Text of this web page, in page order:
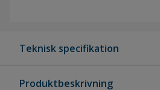
Teknisk specifikation
Produktbeskrivning